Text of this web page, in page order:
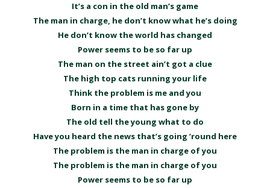
It’s a con in the old man’s game
The man in charge, he don’t know what he’s doing
He don’t know the world has changed
Power seems to be so far up
The man on the street ain’t got a clue
The high top cats running your life
Think the problem is me and you
Born in a time that has gone by
The old tell the young what to do
Have you heard the news that’s going ’round here
The problem is the man in charge of you
The problem is the man in charge of you
Power seems to be so far up